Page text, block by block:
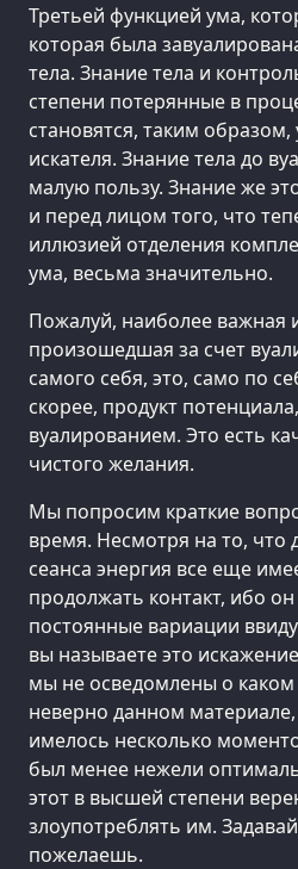
Третьей функцией ума,
которая была
тела. Знание тела и
степени потерянные в
становятся, таким
искателя. Знание тела до
малую пользу. Знание же
и перед лицом того, что
иллюзией отделения
ума, весьма значительно.
Пожалуй, наиболее важная
произошедшая за счет
самого себя, это, само по
скорее, продукт
вуалированием. Это есть
чистого желания.
Мы попросим краткие
время. Несмотря на то, что
сеанса энергия все еще
продолжать контакт, ибо
постоянные вариации
вы называете это
мы не осведомлены о
неверно данном
имелось несколько
был менее нежели
этот в высшей степени
злоупотреблять им.
пожелаешь.